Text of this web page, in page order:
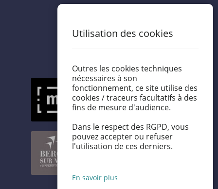
Utilisation des cookies
Outres les cookies techniques
nécessaires à son
fonctionnement, ce site utilise des
cookies / traceurs facultatifs à des
fins de mesure d'audience.
Dans le respect des RGPD, vous
pouvez accepter ou refuser
l'utilisation de ces derniers.
En savoir plus